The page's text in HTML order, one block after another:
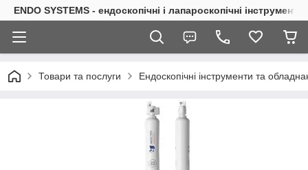
ENDO SYSTEMS - ендоскопічні і лапароскопічні інструменти
Товари та послуги Ендоскопічні інструменти та